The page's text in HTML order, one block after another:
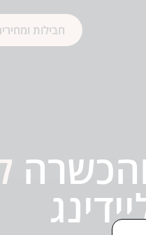
חבילות